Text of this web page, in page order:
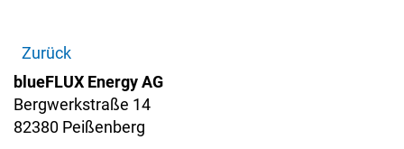
Zurück
blueFLUX Energy AG
Bergwerkstraße 14
82380 Peißenberg